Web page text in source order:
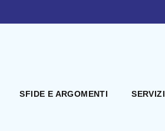
SFIDE E ARGOMENTI SERVIZI